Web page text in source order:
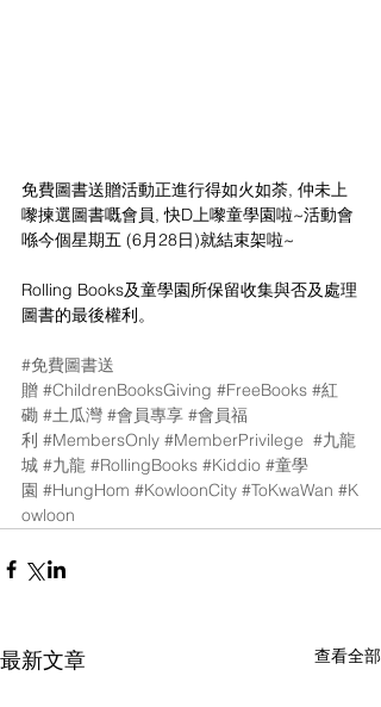
免費圖書送贈活動正進行得如火如荼, 仲未上
嚟揀選圖書嘅會員, 快D上嚟童學園啦~活動會
喺今個星期五 (6月28日)就結束架啦~
Rolling Books及童學園所保留收集與否及處理
圖書的最後權利。
#免費圖書送
贈 #ChildrenBooksGiving #FreeBooks #紅
磡 #土瓜灣 #會員專享 #會員福
利 #MembersOnly #MemberPrivilege #九龍
城 #九龍 #RollingBooks #Kiddio #童學
園 #HungHom #KowloonCity #ToKwaWan #K
owloon
最新文章 查看全部